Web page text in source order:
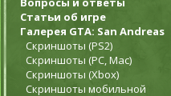
Статьи об игре
Галерея GTA: San Andreas
Скриншоты (PS2)
Скриншоты (PC, Mac)
Скриншоты (Xbox)
Скриншоты мобильной